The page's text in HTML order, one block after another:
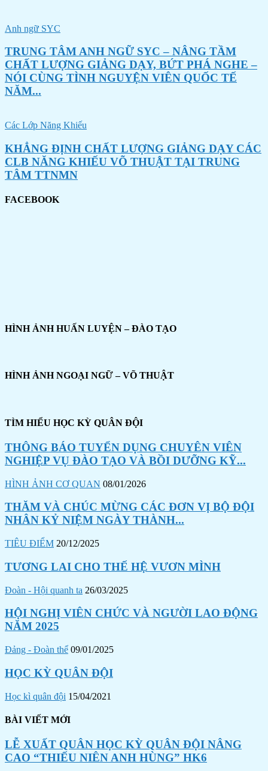
Anh ngữ SYC
TRUNG TÂM ANH NGỮ SYC – NÂNG TẦM
CHẤT LƯỢNG GIẢNG DẠY, BỨT PHÁ NGHE –
NÓI CÙNG TÌNH NGUYỆN VIÊN QUỐC TẾ
NĂM...
Các Lớp Năng Khiếu
KHẲNG ĐỊNH CHẤT LƯỢNG GIẢNG DẠY CÁC
CLB NĂNG KHIẾU VÕ THUẬT TẠI TRUNG
TÂM TTNMN
FACEBOOK
HÌNH ẢNH HUẤN LUYỆN – ĐÀO TẠO
HÌNH ẢNH NGOẠI NGỮ – VÕ THUẬT
TÌM HIỂU HỌC KỲ QUÂN ĐỘI
THÔNG BÁO TUYỂN DỤNG CHUYÊN VIÊN
NGHIỆP VỤ ĐÀO TẠO VÀ BỒI DƯỠNG KỸ...
HÌNH ẢNH CƠ QUAN 08/01/2026
THĂM VÀ CHÚC MỪNG CÁC ĐƠN VỊ BỘ ĐỘI
NHÂN KỶ NIỆM NGÀY THÀNH...
TIÊU ĐIỂM 20/12/2025
TƯƠNG LAI CHO THẾ HỆ VƯƠN MÌNH
Đoàn - Hội quanh ta 26/03/2025
HỘI NGHỊ VIÊN CHỨC VÀ NGƯỜI LAO ĐỘNG
NĂM 2025
Đảng - Đoàn thể 09/01/2025
HỌC KỲ QUÂN ĐỘI
Học kì quân đội 15/04/2021
BÀI VIẾT MỚI
LỄ XUẤT QUÂN HỌC KỲ QUÂN ĐỘI NÂNG
CAO “THIẾU NIÊN ANH HÙNG” HK6